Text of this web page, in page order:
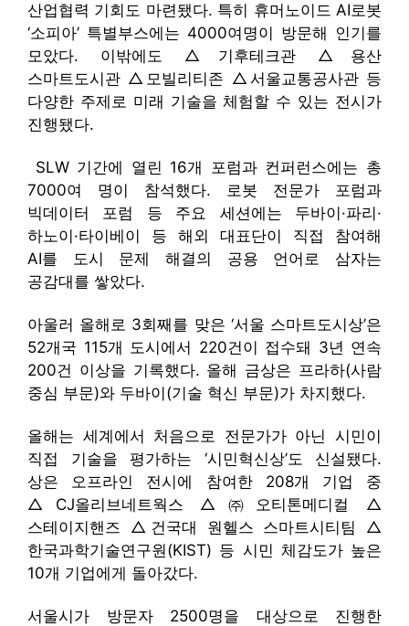
산업협력 기회도 마련됐다. 특히 휴머노이드 AI로봇
‘소피아’ 특별부스에는 4000여명이 방문해 인기를
모았다. 이밖에도 △기후테크관 △용산
스마트도시관 △모빌리티존 △서울교통공사관 등
다양한 주제로 미래 기술을 체험할 수 있는 전시가
진행됐다.
SLW 기간에 열린 16개 포럼과 컨퍼런스에는 총
7000여 명이 참석했다. 로봇 전문가 포럼과
빅데이터 포럼 등 주요 세션에는 두바이·파리·
하노이·타이베이 등 해외 대표단이 직접 참여해
AI를 도시 문제 해결의 공용 언어로 삼자는
공감대를 쌓았다.
아울러 올해로 3회째를 맞은 ‘서울 스마트도시상’은
52개국 115개 도시에서 220건이 접수돼 3년 연속
200건 이상을 기록했다. 올해 금상은 프라하(사람
중심 부문)와 두바이(기술 혁신 부문)가 차지했다.
올해는 세계에서 처음으로 전문가가 아닌 시민이
직접 기술을 평가하는 ‘시민혁신상’도 신설됐다.
상은 오프라인 전시에 참여한 208개 기업 중
△CJ올리브네트웍스 △㈜오티톤메디컬 △
스테이지핸즈 △건국대 원헬스 스마트시티팀 △
한국과학기술연구원(KIST) 등 시민 체감도가 높은
10개 기업에게 돌아갔다.
서울시가 방문자 2500명을 대상으로 진행한